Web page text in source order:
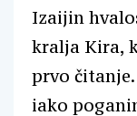
Izaijin
kralja Kira,
prvo
iako